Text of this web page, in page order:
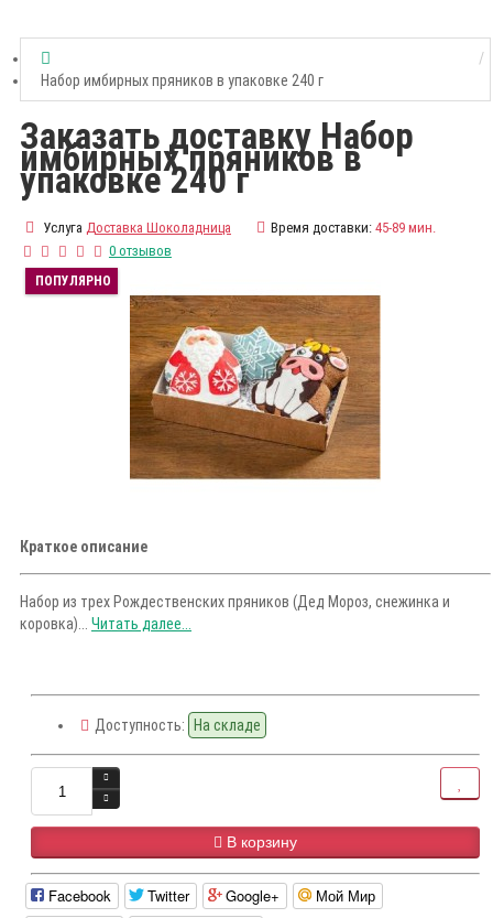
Набор имбирных пряников в упаковке 240 г
Заказать доставку Набор
имбирных пряников в
упаковке 240 г
Услуга Доставка Шоколадница Время доставки: 45-89 мин.
0 отзывов
ПОПУЛЯРНО
Краткое описание
Набор из трех Рождественских пряников (Дед Мороз, снежинка и
коровка)... Читать далее...
Доступность: На складе
В корзину
Facebook Twitter Google+ Мой Мир